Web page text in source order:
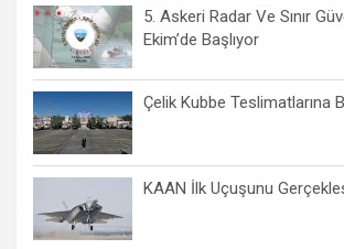
5. Askeri Radar Ve Sınır
Ekim’de Başlıyor
Çelik Kubbe Teslimatlarına
KAAN İlk Uçuşunu